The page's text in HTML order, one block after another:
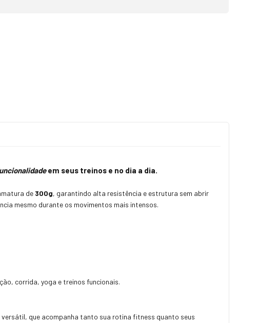
em seus treinos e no dia a dia.
de 300g, garantindo alta resistência e estrutura sem abrir
mesmo durante os movimentos mais intensos.
corrida, yoga e treinos funcionais.
que acompanha tanto sua rotina fitness quanto seus